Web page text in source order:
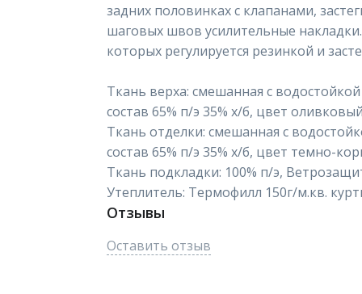
задних половинках с клапанами,
шаговых швов усилительные
которых регулируется резинкой и
Ткань верха: смешанная с
состав 65% п/э 35% х/б, цвет оливковый
Ткань отделки: смешанная с
состав 65% п/э 35% х/б, цвет темно-
Ткань подкладки: 100% п/э,
Утеплитель: Термофилл 150г/м.кв.
Отзывы
Оставить отзыв